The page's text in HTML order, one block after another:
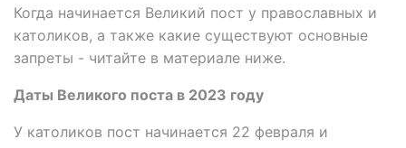
Когда начинается Великий пост у православных и
католиков, а также какие существуют основные
запреты - читайте в материале ниже.
Даты Великого поста в 2023 году
У католиков пост начинается 22 февраля и